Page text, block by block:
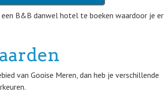
B&B danwel hotel te boeken waardoor je er
van Gooise Meren, dan heb je verschillende